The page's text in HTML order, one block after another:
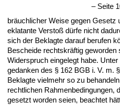
– Sei­te
bräuch­li­cher Wei­se ge­gen
ekla­tan­te Ver­s­toß dürfe nicht
sich der Be­klag­te dar­auf be­ru­fen
Be­schei­de rechts­kräftig ge­wor­den
Wi­der­spruch ein­ge­legt ha­be.
ge­dan­ken des § 162 BGB i. V. m.
Be­klag­te viel­mehr so zu
recht­li­chen Rah­men­be­din­gun­gen,
ge­setzt wor­den sei­en, be­ach­tet